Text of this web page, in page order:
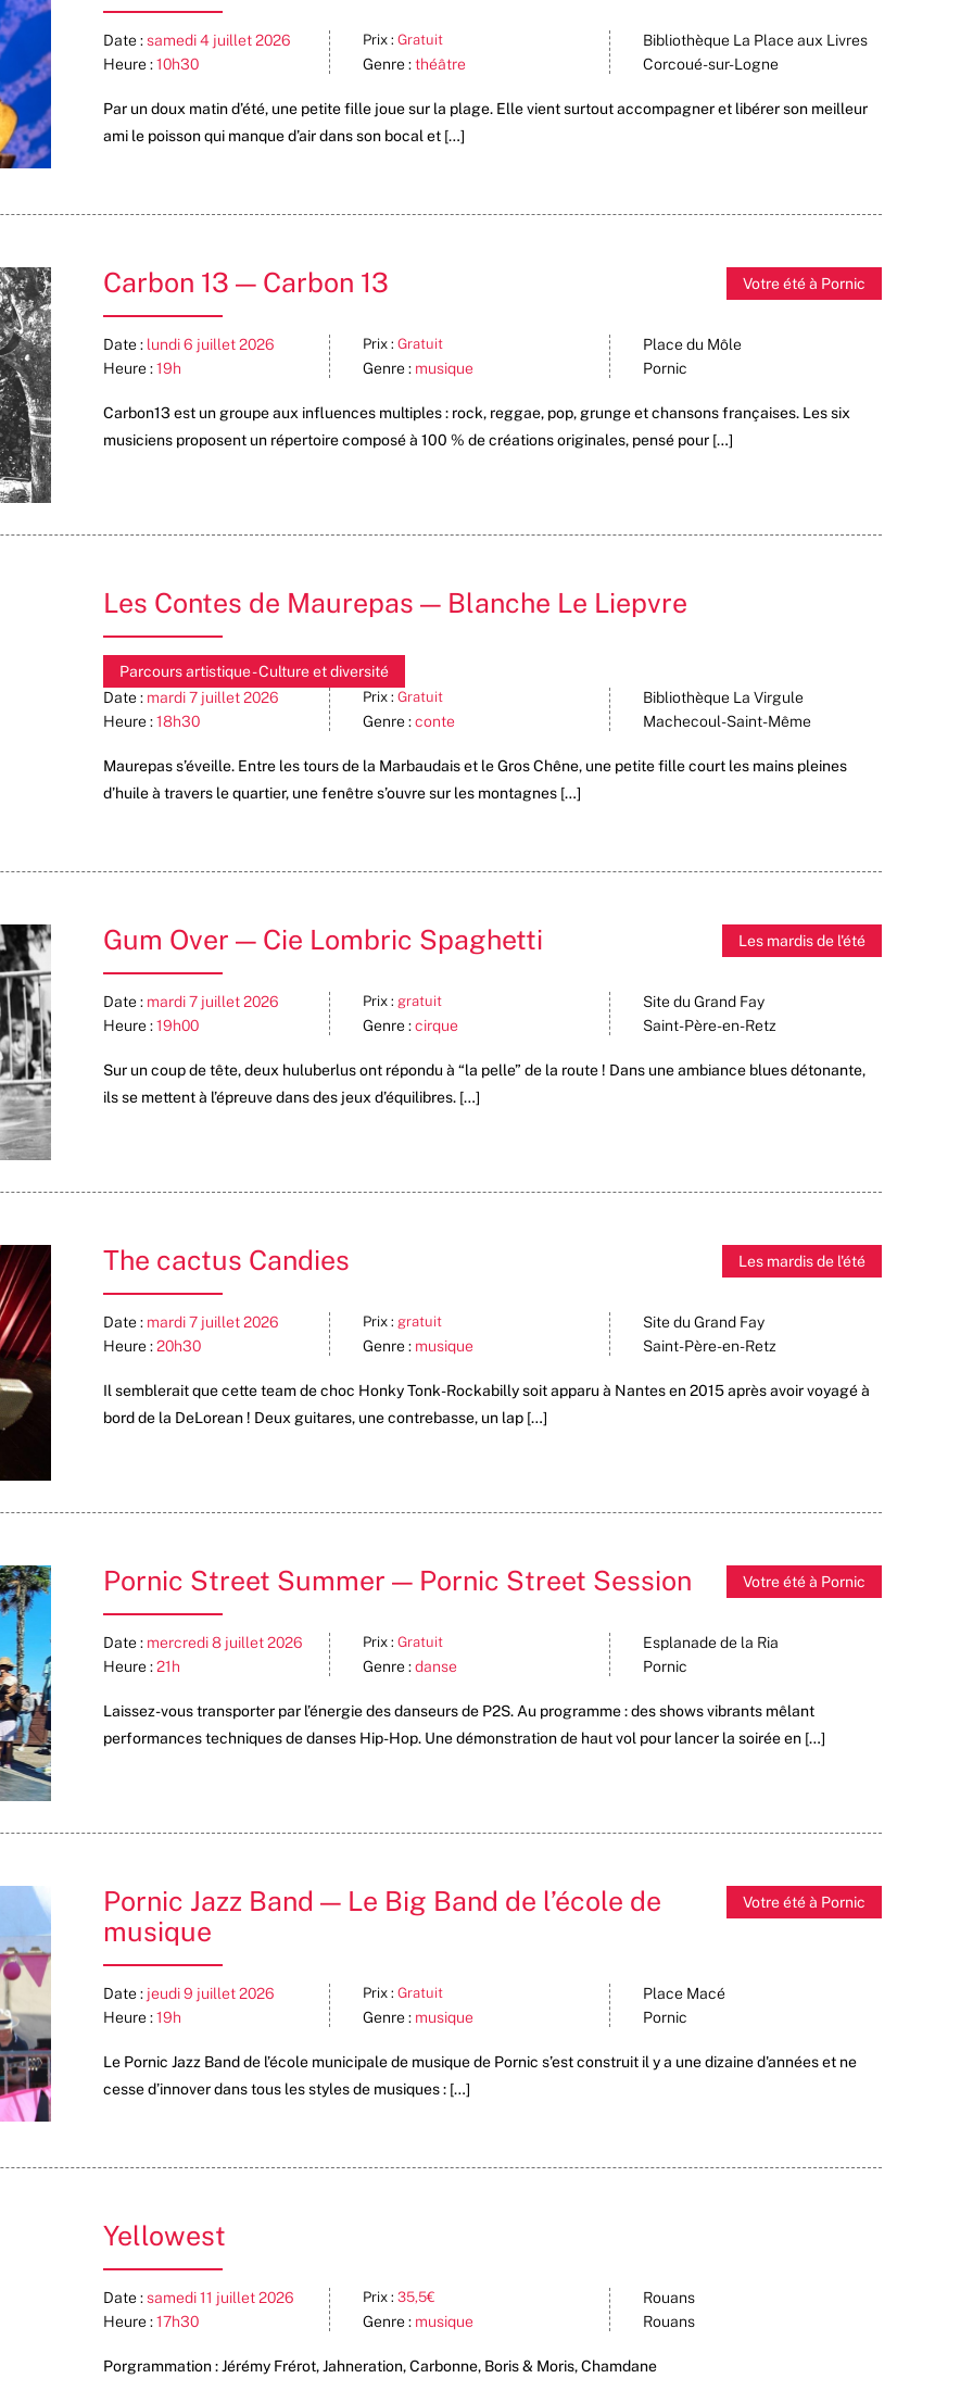
Date :samedi 4 juillet 2026
Heure :10h30
Prix : Gratuit
Genre :théâtre
Bibliothèque La Place aux Livres
Corcoué-sur-Logne
Par un doux matin d’été, une petite fille joue sur la plage. Elle vient surtout accompagner et libérer son meilleur
ami le poisson qui manque d’air dans son bocal et […]
Carbon 13 — Carbon 13 Votre été à Pornic
Date : lundi 6 juillet 2026
Heure :19h
Prix : Gratuit
Genre : musique
Place du Môle
Pornic
Carbon13 est un groupe aux influences multiples : rock, reggae, pop, grunge et chansons françaises. Les six
musiciens proposent un répertoire composé à 100 % de créations originales, pensé pour […]
Les Contes de Maurepas — Blanche Le Liepvre
Parcours artistique - Culture et diversité
Date : mardi 7 juillet 2026
Heure :18h30
Prix : Gratuit
Genre :conte
Bibliothèque La Virgule
Machecoul-Saint-Même
Maurepas s’éveille. Entre les tours de la Marbaudais et le Gros Chêne, une petite fille court les mains pleines
d’huile à travers le quartier, une fenêtre s’ouvre sur les montagnes […]
Gum Over — Cie Lombric Spaghetti Les mardis de l'été
Date : mardi 7 juillet 2026
Heure :19h00
Prix : gratuit
Genre :cirque
Site du Grand Fay
Saint-Père-en-Retz
Sur un coup de tête, deux huluberlus ont répondu à “la pelle” de la route ! Dans une ambiance blues détonante,
ils se mettent à l’épreuve dans des jeux d’équilibres. […]
The cactus Candies Les mardis de l'été
Date : mardi 7 juillet 2026
Heure :20h30
Prix : gratuit
Genre : musique
Site du Grand Fay
Saint-Père-en-Retz
Il semblerait que cette team de choc Honky Tonk-Rockabilly soit apparu à Nantes en 2015 après avoir voyagé à
bord de la DeLorean ! Deux guitares, une contrebasse, un lap […]
Pornic Street Summer — Pornic Street Session Votre été à Pornic
Date : mercredi 8 juillet 2026
Heure :21h
Prix : Gratuit
Genre :danse
Esplanade de la Ria
Pornic
Laissez-vous transporter par l’énergie des danseurs de P2S. Au programme : des shows vibrants mêlant
performances techniques de danses Hip-Hop. Une démonstration de haut vol pour lancer la soirée en […]
Pornic Jazz Band — Le Big Band de l’école de
musique
Votre été à Pornic
Date : jeudi 9 juillet 2026
Heure :19h
Prix : Gratuit
Genre : musique
Place Macé
Pornic
Le Pornic Jazz Band de l’école municipale de musique de Pornic s’est construit il y a une dizaine d'années et ne
cesse d’innover dans tous les styles de musiques : […]
Yellowest
Date :samedi 11 juillet 2026
Heure :17h30
Prix : 35,5€
Genre : musique
Rouans
Rouans
Porgrammation : Jérémy Frérot, Jahneration, Carbonne, Boris & Moris, Chamdane